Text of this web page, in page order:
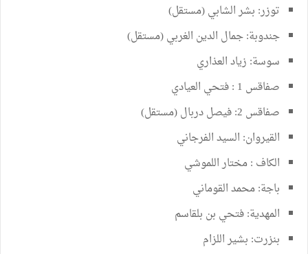
توزر: بشر الشابي (مستقل)
جندوبة: جمال الدين الغربي (مستقل)
سوسة: زياد العذاري
صفاقس 1 : فتحي العيادي
صفاقس 2: فيصل دربال (مستقل)
القيروان: السيد الفرجاني
الكاف : مختار اللموشي
باجة: محمد القوماني
المهدية: فتحي بن بلقاسم
بنزرت: بشير اللزام